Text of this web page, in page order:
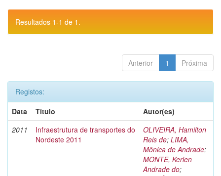
Resultados 1-1 de 1.
Anterior 1 Próxima
Registos:
Data
Título
Autor(es)
2011
Infraestrutura de transportes do
Nordeste 2011
OLIVEIRA, Hamilton
Reis de; LIMA,
Mônica de Andrade;
MONTE, Kerlen
Andrade do;